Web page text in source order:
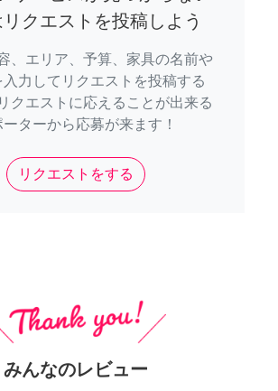
クエストを投稿しよう
、エリア、予算、家具の名前や
力してリクエストを投稿する
クエストに応えることが出来る
ターから応募が来ます！
リクエストをする
みんなのレビュー